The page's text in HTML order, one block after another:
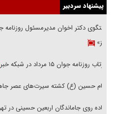
پیشنهاد سردبیر
گفتگوی دکتر اخوان مدیرمسئول روزنامه
هرمز»
بازتاب روزنامه جوان ۱۵ مرداد در شبکه خبر
امام حسین (ع) کشته سیرت‌های عصر
پیاده روی جاماندگان اربعین حسینی در